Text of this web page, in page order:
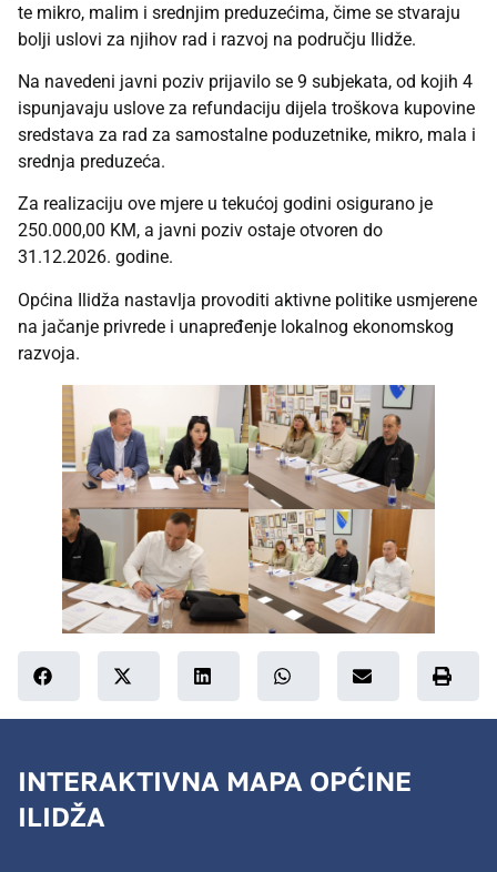
te mikro, malim i srednjim preduzećima, čime se stvaraju
bolji uslovi za njihov rad i razvoj na području Ilidže.
Na navedeni javni poziv prijavilo se 9 subjekata, od kojih 4
ispunjavaju uslove za refundaciju dijela troškova kupovine
sredstava za rad za samostalne poduzetnike, mikro, mala i
srednja preduzeća.
Za realizaciju ove mjere u tekućoj godini osigurano je
250.000,00 KM, a javni poziv ostaje otvoren do
31.12.2026. godine.
Općina Ilidža nastavlja provoditi aktivne politike usmjerene
na jačanje privrede i unapređenje lokalnog ekonomskog
razvoja.
INTERAKTIVNA MAPA OPĆINE
ILIDŽA